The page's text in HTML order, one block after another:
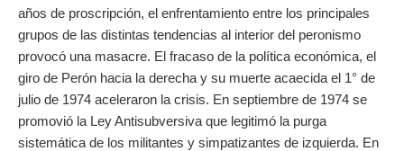
años de proscripción, el enfrentamiento entre los principales
grupos de las distintas tendencias al interior del peronismo
provocó una masacre. El fracaso de la política económica, el
giro de Perón hacia la derecha y su muerte acaecida el 1° de
julio de 1974 aceleraron la crisis. En septiembre de 1974 se
promovió la Ley Antisubversiva que legitimó la purga
sistemática de los militantes y simpatizantes de izquierda. En